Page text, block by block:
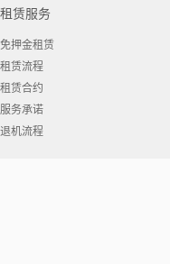
租赁服务
免押金租赁
租赁流程
租赁合约
服务承诺
退机流程